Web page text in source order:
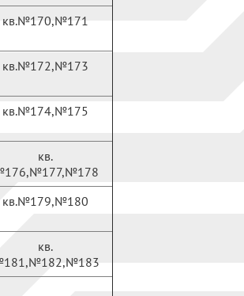
кв.№170,№171
кв.№172,№173
кв.№174,№175
кв.
кв.№179,№180
кв.